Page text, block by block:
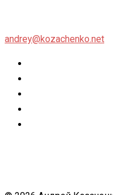
andrey@kozachenko.net